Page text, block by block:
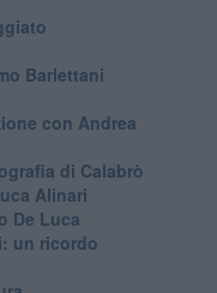
Barlettani
con Andrea
di Calabrò
Alinari
De Luca
un ricordo